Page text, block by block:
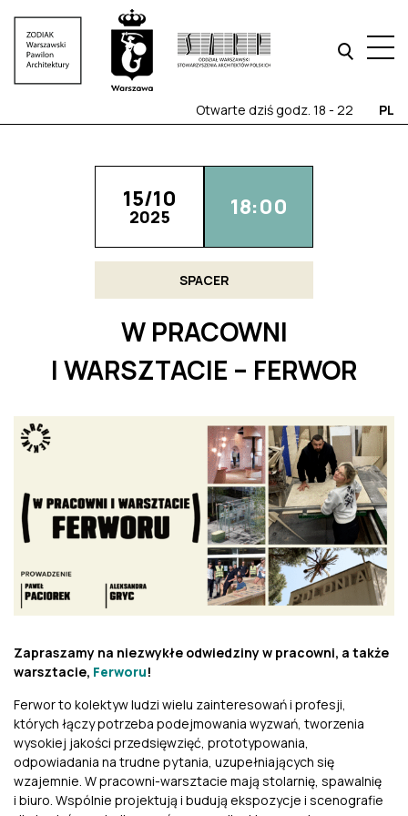
Otwarte dziś godz. 18 - 22 PL
15/10
2025 18:00
SPACER
W PRACOWNI
I WARSZTACIE – FERWOR
Zapraszamy na niezwykłe odwiedziny w pracowni, a także
warsztacie, Ferworu!
Ferwor to kolektyw ludzi wielu zainteresowań i profesji,
których łączy potrzeba podejmowania wyzwań, tworzenia
wysokiej jakości przedsięwzięć, prototypowania,
odpowiadania na trudne pytania, uzupełniających się
wzajemnie. W pracowni-warsztacie mają stolarnię, spawalnię
i biuro. Wspólnie projektują i budują ekspozycje i scenografie